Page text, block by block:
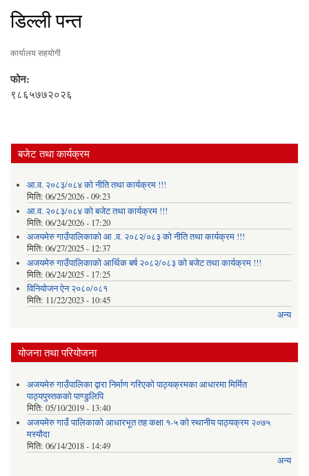
डिल्ली पन्त
कार्यालय सहयोगी
फोन:
९८६५७७२०२६
बजेट तथा कार्यक्रम
आ.व. २०८३/०८४ को नीति तथा कार्यक्रम !!!
मिति: 06/25/2026 - 09:23
आ.व. २०८३/०८४ को बजेट तथा कार्यक्रम !!!
मिति: 06/24/2026 - 17:20
अजयमेरु गाउँपालिकाको आ .व. २०८२/०८३ को नीति तथा कार्यक्रम !!!
मिति: 06/27/2025 - 12:37
अजयमेरु गाउँपालिकाको आर्थिक बर्ष २०८२/०८३ को बजेट तथा कार्यक्रम !!!
मिति: 06/24/2025 - 17:25
विनियोजन ऐन २०८०/०८१
मिति: 11/22/2023 - 10:45
अन्य
योजना तथा परियोजना
अजयमेरु गाउँपालिका द्वारा निर्माण गरिएको पाठ्यक्रमका आधारमा मिर्मित
पाठ्यपुस्तकको पाण्डुलिपि
मिति: 05/10/2019 - 13:40
अजयमेरु गाउँ पालिकाको आधारभूत तह कक्षा १-५ को स्थानीय पाठ्यक्रम २०७५
मस्यौदा
मिति: 06/14/2018 - 14:49
अन्य